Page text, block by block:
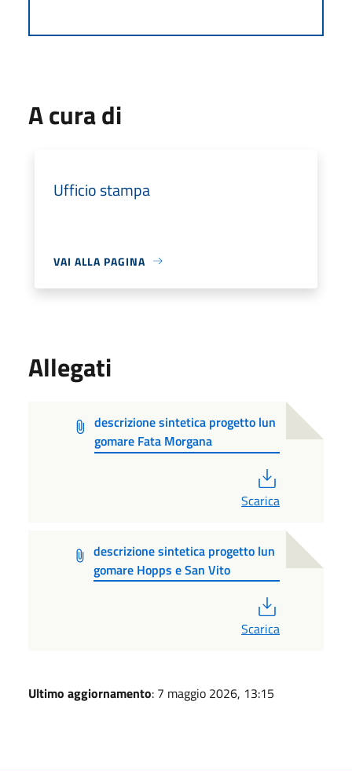
A cura di
Ufficio stampa
VAI ALLA PAGINA
Allegati
descrizione sintetica progetto lun
gomare Fata Morgana
Scarica
descrizione sintetica progetto lun
gomare Hopps e San Vito
Scarica
Ultimo aggiornamento: 7 maggio 2026, 13:15